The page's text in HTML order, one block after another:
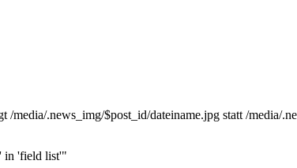
.news_img/$post_id/dateiname.jpg statt /media/
in 'field list'"